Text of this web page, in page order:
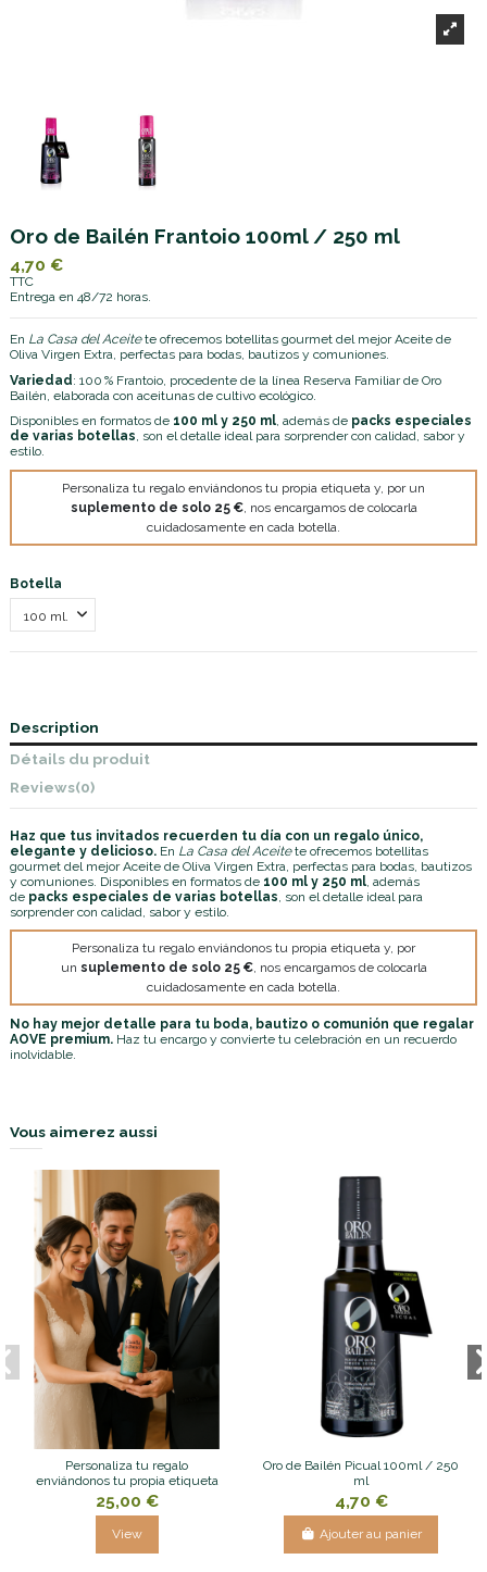
Oro de Bailén Frantoio 100ml / 250 ml
4,70 €
TTC
Entrega en 48/72 horas.
En La Casa del Aceitete ofrecemos botellitas gourmet del mejor Aceite de
Oliva Virgen Extra, perfectas para bodas, bautizos y comuniones.
Variedad: 100 % Frantoio, procedente de la línea Reserva Familiar de Oro
Bailén, elaborada con aceitunas de cultivo ecológico.
Disponibles en formatos de 100 ml y 250 ml, además de packs especiales
de varias botellas, son el detalle ideal para sorprender con calidad, sabor y
estilo.
Personaliza tu regalo enviándonos tu propia etiqueta y, por un
suplemento de solo 25 €, nos encargamos de colocarla
cuidadosamente en cada botella.
Botella
Description
Détails du produit
Reviews(0)
Haz que tus invitados recuerden tu día con un regalo único,
elegante y delicioso. En La Casa del Aceitete ofrecemos botellitas
gourmet del mejor Aceite de Oliva Virgen Extra, perfectas para bodas, bautizos
y comuniones. Disponibles en formatos de 100 ml y 250 ml , además
de packs especiales de varias botellas , son el detalle ideal para
sorprender con calidad, sabor y estilo.
Personaliza tu regalo enviándonos tu propia etiqueta y, por
un suplemento de solo 25 €, nos encargamos de colocarla
cuidadosamente en cada botella.
No hay mejor detalle para tu boda, bautizo o comunión que regalar
AOVE premium. Haz tu encargo y convierte tu celebración en un recuerdo
inolvidable.
Vous aimerez aussi
Personaliza tu regalo
enviándonos tu propia etiqueta
25,00 €
View
Oro de Bailén Picual 100ml / 250
ml
4,70 €
Ajouter au panier